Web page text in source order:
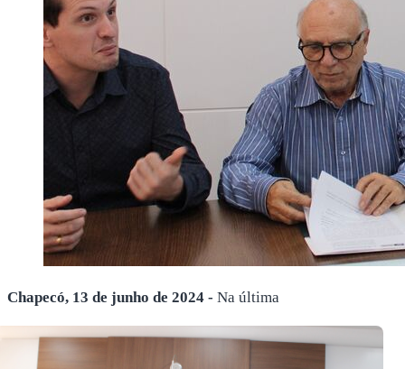
Chapecó, 13 de junho de 2024 - Na última